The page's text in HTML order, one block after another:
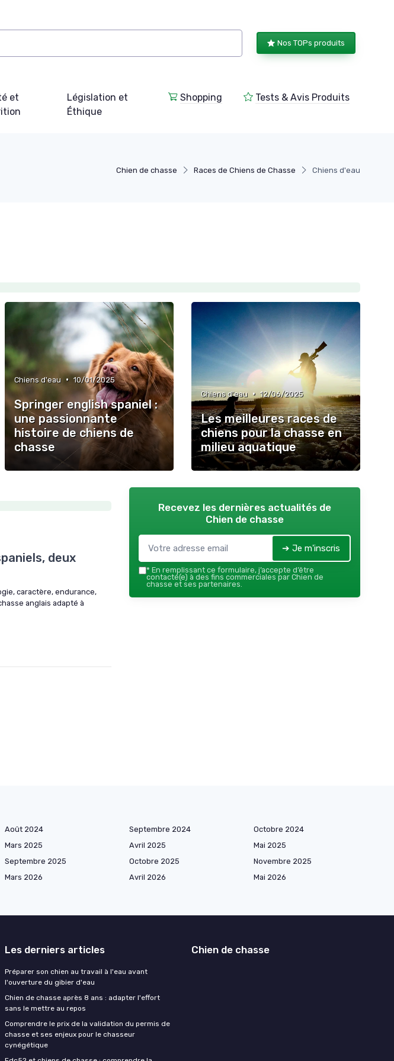
Nos TOPs produits
et
Législation et
Éthique
Shopping Tests & Avis Produits
Chien de chasse Races de Chiens de Chasse Chiens d'eau
Chiens d'eau • 10/01/2025
Springer english spaniel :
une passionnante
histoire de chiens de
chasse
Chiens d'eau • 12/06/2025
Les meilleures races de
chiens pour la chasse en
milieu aquatique
deux
caractère, endurance,
anglais adapté à
Recevez les dernières actualités de
Chien de chasse
➔ Je m'inscris
* En remplissant ce formulaire, j’accepte d’être
contacté(e) à des fins commerciales par Chien de
chasse et ses partenaires.
Août 2024 Septembre 2024
Octobre 2024
Mars 2025 Avril 2025
Mai 2025
Septembre 2025 Octobre 2025
Novembre 2025
Mars 2026 Avril 2026
Mai 2026
Les derniers articles
Préparer son chien au travail à l'eau avant
l'ouverture du gibier d'eau
Chien de chasse après 8 ans : adapter l'effort
sans le mettre au repos
Comprendre le prix de la validation du permis de
chasse et ses enjeux pour le chasseur
cynégétique
Chien de chasse